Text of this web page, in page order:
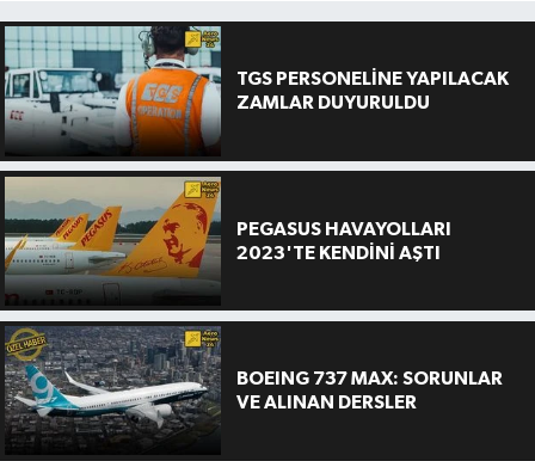
TGS PERSONELİNE YAPILACAK
ZAMLAR DUYURULDU
PEGASUS HAVAYOLLARI
2023'TE KENDİNİ AŞTI
BOEING 737 MAX: SORUNLAR
VE ALINAN DERSLER